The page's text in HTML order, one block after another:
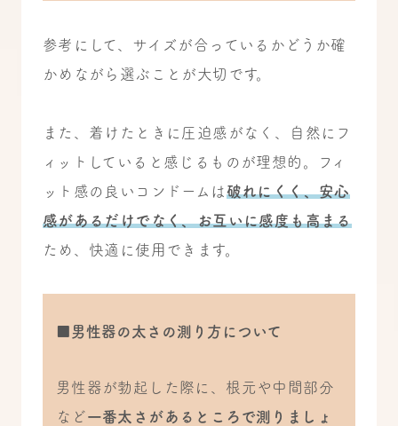
参考にして、サイズが合っているかどうか確
かめながら選ぶことが大切です。
また、着けたときに圧迫感がなく、自然にフ
ィットしていると感じるものが理想的。フィ
ット感の良いコンドームは破れにくく、安心
感があるだけでなく、お互いに感度も高まる
ため、快適に使用できます。
■男性器の太さの測り方について
男性器が勃起した際に、根元や中間部分
など一番太さがあるところで測りましょ